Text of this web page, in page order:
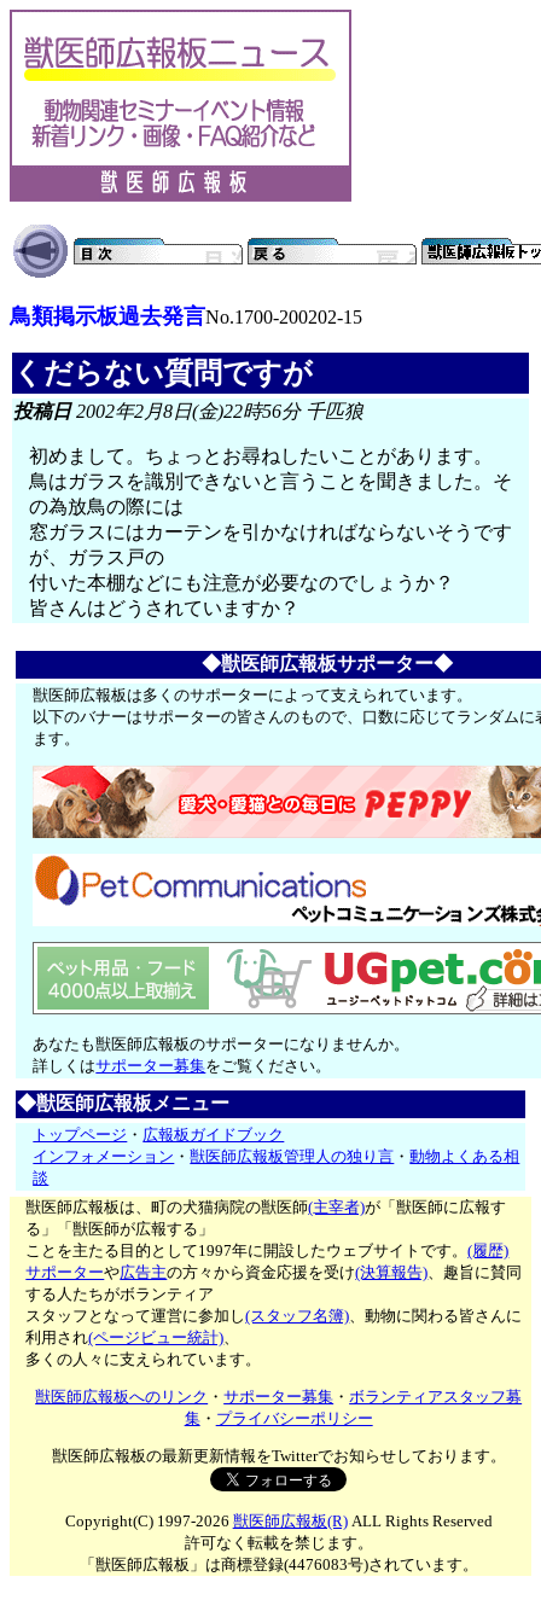
鳥類掲示板過去発言No.1700-200202-15
くだらない質問ですが
投稿日2002年2月8日(金)22時56分 千匹狼
初めまして。ちょっとお尋ねしたいことがあります。
鳥はガラスを識別できないと言うことを聞きました。そ
の為放鳥の際には
窓ガラスにはカーテンを引かなければならないそうです
が、ガラス戸の
付いた本棚などにも注意が必要なのでしょうか？
皆さんはどうされていますか？
◆獣医師広報板サポーター◆
獣医師広報板は多くのサポーターによって支えられています。
以下のバナーはサポーターの皆さんのもので、口数に応じてランダムに
ます。
あなたも獣医師広報板のサポーターになりませんか。
詳しくはサポーター募集をご覧ください。
◆獣医師広報板メニュー
トップページ ・ 広報板ガイドブック
インフォメーション ・獣医師広報板管理人の独り言 ・動物よくある相
談
獣医師広報板は、町の犬猫病院の獣医師(主宰者)が「獣医師に広報す
る」「獣医師が広報する」
ことを主たる目的として1997年に開設したウェブサイトです。(履歴)
サポーターや広告主の方々から資金応援を受け(決算報告)、趣旨に賛同
する人たちがボランティア
スタッフとなって運営に参加し(スタッフ名簿)、動物に関わる皆さんに
利用され(ページビュー統計)、
多くの人々に支えられています。
獣医師広報板へのリンク ・サポーター募集 ・ボランティアスタッフ募
集・ プライバシーポリシー
獣医師広報板の最新更新情報をTwitterでお知らせしております。
Copyright(C) 1997-2026 獣医師広報板(R)ALL Rights Reserved
許可なく転載を禁じます。
「獣医師広報板」は商標登録(4476083号)されています。